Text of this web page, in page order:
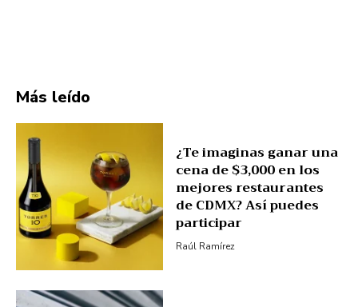
Más leído
¿Te imaginas ganar una
cena de $3,000 en los
mejores restaurantes
de CDMX? Así puedes
participar
Raúl Ramírez